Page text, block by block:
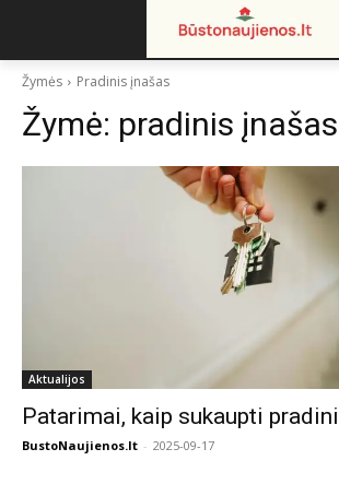
Žymės Pradinis įnašas
Žymė: pradinis įnašas
Aktualijos
Patarimai, kaip sukaupti
BustoNaujienos.lt - 2025-09-17